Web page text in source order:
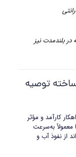
بلندمدت نیز
توصیه
کارآمد و مؤثر
معمولاً به‌سرعت
از نفوذ آب و